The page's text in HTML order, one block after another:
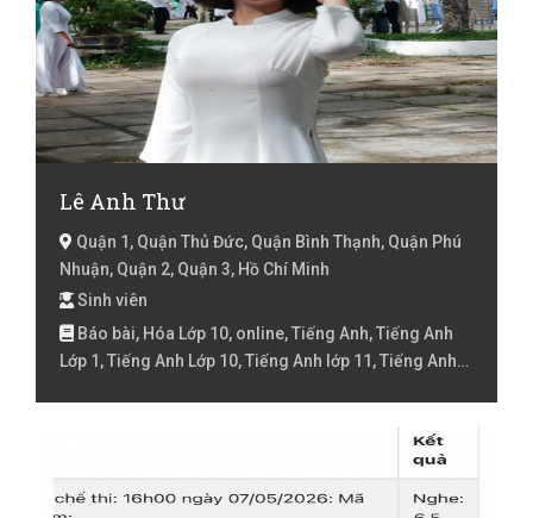
Lê Anh Thư
Quận 1, Quận Thủ Đức, Quận Bình Thạnh, Quận Phú
Nhuận, Quận 2, Quận 3, Hồ Chí Minh
Sinh viên
Báo bài, Hóa Lớp 10, online, Tiếng Anh, Tiếng Anh
Lớp 1, Tiếng Anh Lớp 10, Tiếng Anh lớp 11, Tiếng Anh
Tiếng Việt Lớp 1, Tiếng Việt Lớp 2, Tiếng Việt lớp 3,
Tiếng Việt lóp 4, Tiếng Việt lớp 5, Toán Lớp 1, Toán Lớp
2, Toán lớp 3, Toán lớp 4, Toán lớp 5